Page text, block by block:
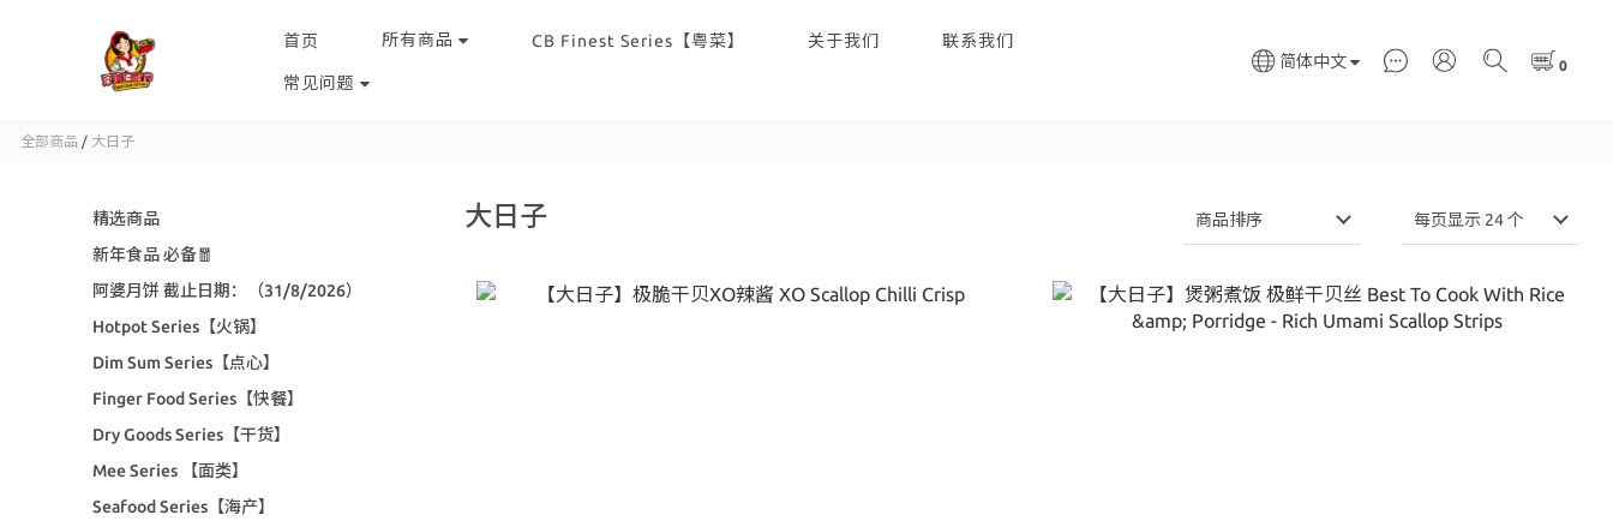
首页 所有商品 CB Finest Series【粤菜】 关于我们 联系我们
常见问题
简体中文
全部商品 / 大日子
精选商品
新年食品 必备🧧
阿婆月饼 截止日期：（31/8/2026）
Hotpot Series【火锅】
Dim Sum Series【点心】
Finger Food Series【快餐】
Dry Goods Series【干货】
Mee Series 【面类】
Seafood Series【海产】
大日子 商品排序 每页显示 24 个